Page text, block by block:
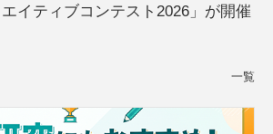
エイティブコンテスト2026」が開催
一覧